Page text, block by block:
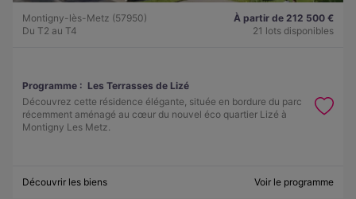
Montigny-lès-Metz (57950)
Du T2 au T4
À partir de 212 500 €
21 lots disponibles
Programme : Les Terrasses de Lizé
Découvrez cette résidence élégante, située en bordure du parc
récemment aménagé au cœur du nouvel éco quartier Lizé à
Montigny Les Metz.
Découvrir les biens Voir le programme